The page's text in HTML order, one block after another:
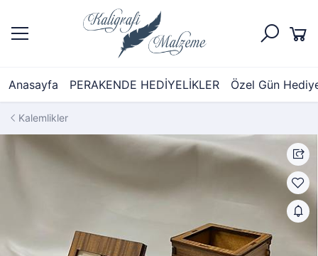
Anasayfa PERAKENDE HEDİYELİKLER Özel Gün
Kalemlikler